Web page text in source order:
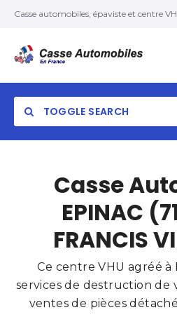
Casse automobiles, épaviste et centre
TOGGLE SEARCH
Casse
EPINAC
FRANCIS
Ce centre VHU agréé à
services de destruction de
ventes de pièces